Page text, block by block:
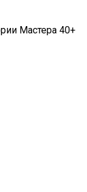
Мастера 40+